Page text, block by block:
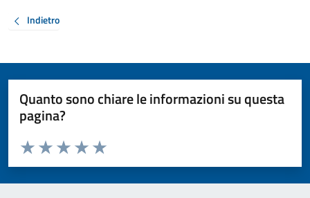
Indietro
Quanto sono chiare le informazioni su questa
pagina?
Valuta da 1 a 5 stelle la pagina
Valuta 5 stelle su 5
Valuta 4 stelle su 5
Valuta 3 stelle su 5
Valuta 2 stelle su 5
Valuta 1 stelle su 5